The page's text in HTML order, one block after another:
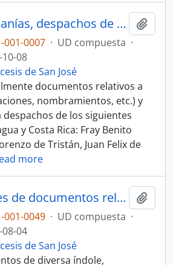
Libro de capellanías, despachos de obispos de Nicaragua y Costa Rica y documentos diversos
001-0007 · UD compuesta ·
08
de San José
documentos relativos a
nombramientos, etc.) y
de los siguientes
y Costa Rica: Fray Benito
de Tristán, Juan Felix de
more
Transcripciones de documentos relativos a la Historia colonial de Costa Rica y documentos diversos
001-0049 · UD compuesta ·
04
de San José
de diversa índole,